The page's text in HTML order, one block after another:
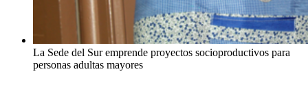
La Sede del Sur emprende proyectos socioproductivos para
personas adultas mayores